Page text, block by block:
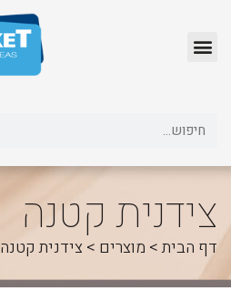
צידנית קטנה
דף הבית> מוצרים > צידנית קטנה